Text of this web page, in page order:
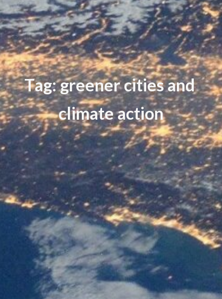
Tag:greenercitiesand
climateaction